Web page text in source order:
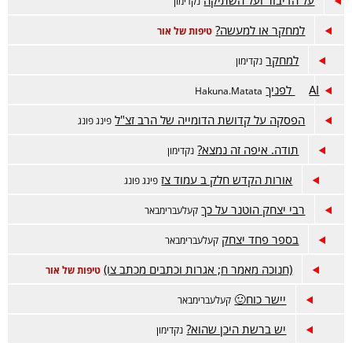
למחקר או למעשה? טיפות של אור
למחקר נקדימון
AI לפניך Hakuna.Matata
הפסקה על קדושת הדומייה של הרב זצ"ל פינג פונג
תודה. איפה זה נמצא? נקדימון
אורות הקדש חלק ב עמוד צז פינג פונג
רבי יצחק הוטנר על כך קעלעברימבאר
בספר פחד יצחק קעלעברימבאר
(חנוכה מאמר ח; אגרות וכתבים מכתב צו) טיפות של אור
יישר כוח🙂 קעלעברימבאר
יש ברשת היכן שהוא? נקדימון